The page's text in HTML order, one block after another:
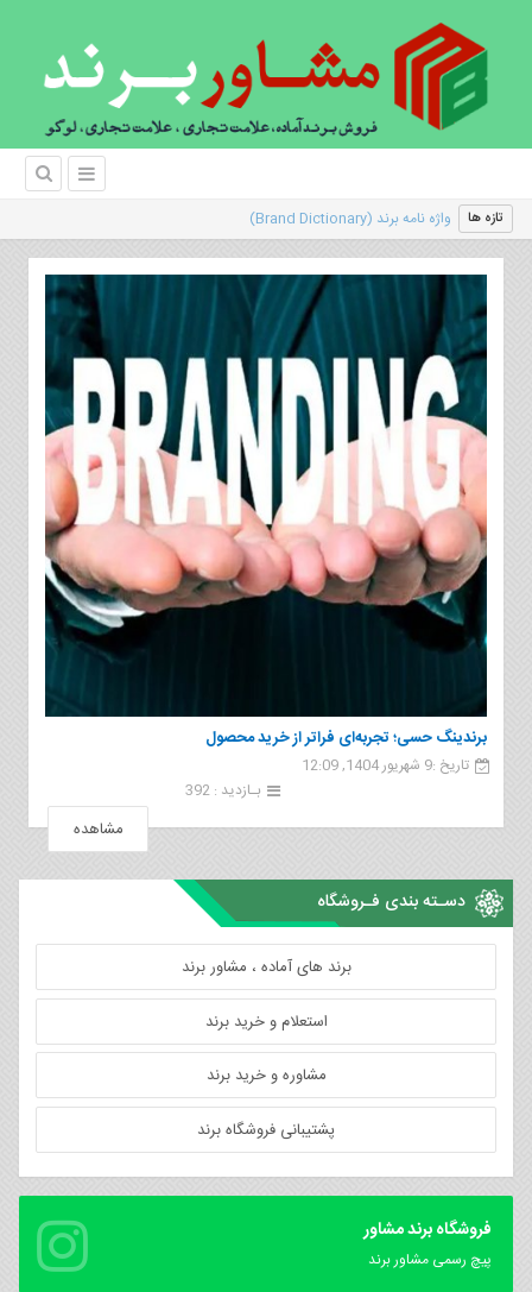
تازه ها |
برندینگ حسی؛ تجربه‌ای فراتر از خرید محصول
تاریخ :9 شهریور 1404, 12:09
بـازدید : 392
مشاهده
دسـته بندی فـروشگاه
برند های آماده ، مشاور برند
استعلام و خرید برند
مشاوره و خرید برند
پشتیبانی فروشگاه برند
فروشگاه برند مشاور
پیچ رسمی مشاور برند